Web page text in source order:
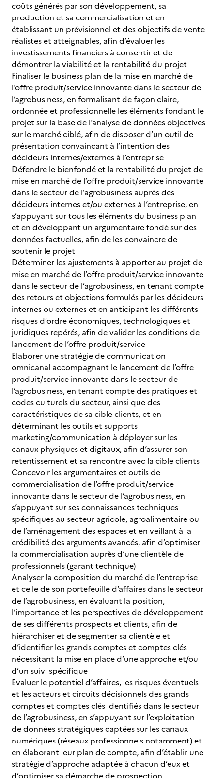
coûts générés par son développement, sa
production et sa commercialisation et en
établissant un prévisionnel et des objectifs de vente
réalistes et atteignables, afin d’évaluer les
investissements financiers à consentir et de
démontrer la viabilité et la rentabilité du projet
Finaliser le business plan de la mise en marché de
l’offre produit/service innovante dans le secteur de
l’agrobusiness, en formalisant de façon claire,
ordonnée et professionnelle les éléments fondant le
projet sur la base de l’analyse de données objectives
sur le marché ciblé, afin de disposer d’un outil de
présentation convaincant à l’intention des
décideurs internes/externes à l’entreprise
Défendre le bienfondé et la rentabilité du projet de
mise en marché de l’offre produit/service innovante
dans le secteur de l’agrobusiness auprès des
décideurs internes et/ou externes à l’entreprise, en
s’appuyant sur tous les éléments du business plan
et en développant un argumentaire fondé sur des
données factuelles, afin de les convaincre de
soutenir le projet
Déterminer les ajustements à apporter au projet de
mise en marché de l’offre produit/service innovante
dans le secteur de l’agrobusiness, en tenant compte
des retours et objections formulés par les décideurs
internes ou externes et en anticipant les différents
risques d’ordre économiques, technologiques et
juridiques repérés, afin de valider les conditions de
lancement de l’offre produit/service
Elaborer une stratégie de communication
omnicanal accompagnant le lancement de l’offre
produit/service innovante dans le secteur de
l’agrobusiness, en tenant compte des pratiques et
codes culturels du secteur, ainsi que des
caractéristiques de sa cible clients, et en
déterminant les outils et supports
marketing/communication à déployer sur les
canaux physiques et digitaux, afin d’assurer son
retentissement et sa rencontre avec la cible clients
Concevoir les argumentaires et outils de
commercialisation de l’offre produit/service
innovante dans le secteur de l’agrobusiness, en
s’appuyant sur ses connaissances techniques
spécifiques au secteur agricole, agroalimentaire ou
de l’aménagement des espaces et en veillant à la
crédibilité des arguments avancés, afin d’optimiser
la commercialisation auprès d’une clientèle de
professionnels (garant technique)
Analyser la composition du marché de l’entreprise
et celle de son portefeuille d’affaires dans le secteur
de l’agrobusiness, en évaluant la position,
l’importance et les perspectives de développement
de ses différents prospects et clients, afin de
hiérarchiser et de segmenter sa clientèle et
d’identifier les grands comptes et comptes clés
nécessitant la mise en place d’une approche et/ou
d’un suivi spécifique
Evaluer le potentiel d’affaires, les risques éventuels
et les acteurs et circuits décisionnels des grands
comptes et comptes clés identifiés dans le secteur
de l’agrobusiness, en s’appuyant sur l’exploitation
de données stratégiques captées sur les canaux
numériques (réseaux professionnels notamment) et
en élaborant leur plan de compte, afin d’établir une
stratégie d’approche adaptée à chacun d’eux et
d’optimiser sa démarche de prospection